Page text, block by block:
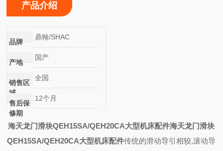
产品介绍
品牌
鼎翰/SHAC
产地
国产
销售区
域
全国
售后保
修期
12个月
海天龙门滑块QEH15SA/QEH20CA大型机床配件海天龙门滑块
QEH15SA/QEH20CA大型机床配件传统的滑动导引相较,滚动导